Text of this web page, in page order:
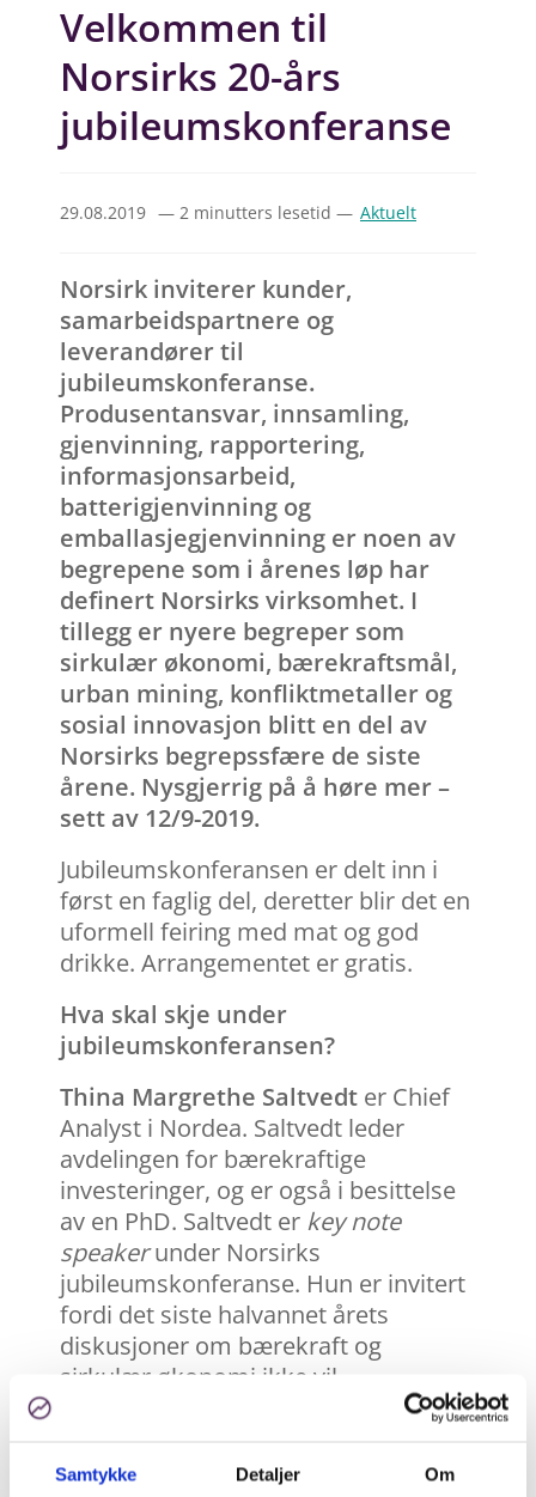
Samtykke Detaljer Om
Velkommen til
Norsirks 20-års
jubileumskonferanse
29.08.2019 — 2 minutters lesetid — Aktuelt
Norsirk inviterer kunder,
samarbeidspartnere og
leverandører til
jubileumskonferanse.
Produsentansvar, innsamling,
gjenvinning, rapportering,
informasjonsarbeid,
batterigjenvinning og
emballasjegjenvinning er noen av
begrepene som i årenes løp har
definert Norsirks virksomhet. I
tillegg er nyere begreper som
sirkulær økonomi, bærekraftsmål,
urban mining, konfliktmetaller og
sosial innovasjon blitt en del av
Norsirks begrepssfære de siste
årene. Nysgjerrig på å høre mer –
sett av 12/9-2019.
Jubileumskonferansen er delt inn i
først en faglig del, deretter blir det en
uformell feiring med mat og god
drikke. Arrangementet er gratis.
Hva skal skje under
jubileumskonferansen?
Thina Margrethe Saltvedt er Chief
Analyst i Nordea. Saltvedt leder
avdelingen for bærekraftige
investeringer, og er også i besittelse
av en PhD. Saltvedt er key note
speakerunder Norsirks
jubileumskonferanse. Hun er invitert
fordi det siste halvannet årets
diskusjoner om bærekraft og
sirkulær økonomi ikke vil
materialisere seg uten at økonomien
«show me the money» og det blir